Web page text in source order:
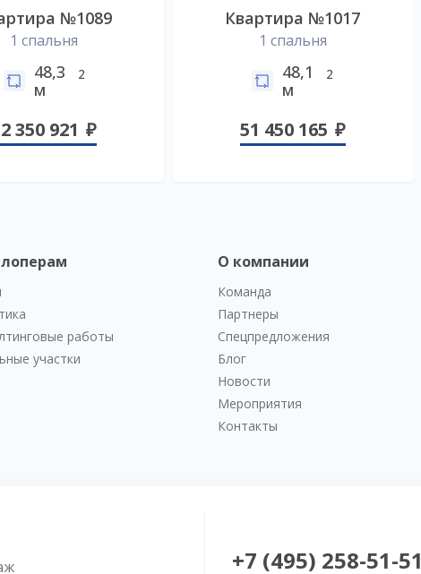
№1089
1 спальня
48,3
м
2
350 921
Квартира №1017
1 спальня
48,1
м
2
51 450 165
работы
участки
О компании
Команда
Партнеры
Спецпредложения
Блог
Новости
Мероприятия
Контакты
+7 (495) 258-51-51